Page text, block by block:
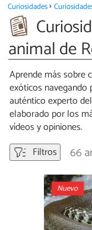
Curiosidades
animal de
Aprende más sobre
exóticos navegando
auténtico experto
elaborado por los
vídeos y opiniones.
Filtros
66
Nuevo